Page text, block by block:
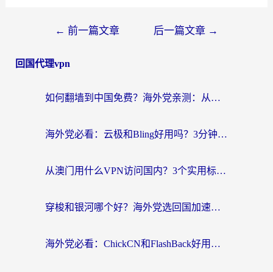
← 前一篇文章 后一篇文章 →
回国代理vpn
如何翻墙到中国免费？海外党亲测：从踩坑到选对加速器的全攻略
海外党必看：云极和Bling好用吗？3分钟教你选对回国加速器
从澳门用什么VPN访问国内？3个实用标准帮你避开坑，无缝刷剧听歌
穿梭和银河哪个好？海外党选回国加速器的避坑指南，附番茄加速器实测体验
海外党必看：ChickCN和FlashBack好用吗？3招教你选对回国加速器（附云极、HomeCN、斧牛vs艾果对比）